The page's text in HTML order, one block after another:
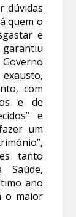
dúvidas
quem o
e
garantiu
com
e de
e
um
tanto
Saúde,
ano
o maior